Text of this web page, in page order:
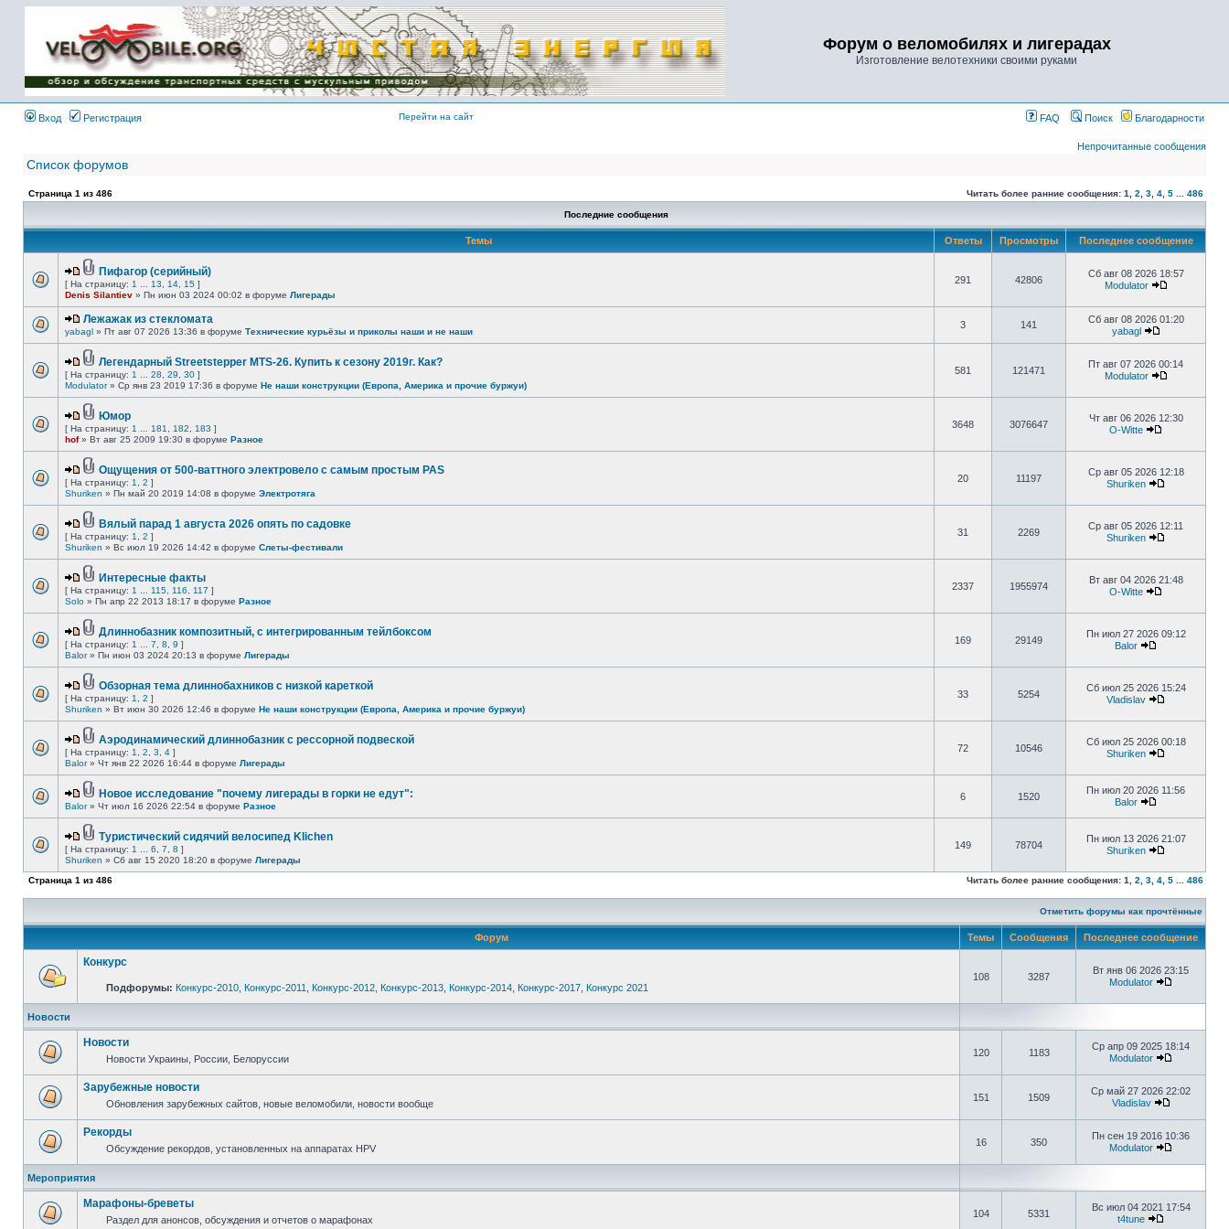
Имя пользователя:
Пароль:
{ LOG_ME_IN_SHORT
}
Форум о веломобилях и лигерадах
Изготовление велотехники своими руками
Вход Регистрация Перейти на сайт FAQ Поиск Благодарности
Непрочитанные сообщения
Список форумов
Страница 1 из 486 Читать более ранние сообщения: 1 2 3 4 5 486
Последние сообщения
Темы Ответы Просмотры Последнее сообщение
Пифагор (серийный)
[ На страницу: 1 13 14 15 ]
Denis Silantiev » Пн июн 03 2024 00:02 в форуме Лигерады
291 42806
Сб авг 08 2026 18:57
Modulator
Лежажак из стекломата
yabagl » Пт авг 07 2026 13:36 в форуме Технические курьёзы и приколы наши и не наши
3 141
Сб авг 08 2026 01:20
yabagl
Легендарный Streetstepper MTS-26. Купить к сезону 2019г. Как?
[ На страницу: 1 28 29 30 ]
Modulator» Ср янв 23 2019 17:36 в форуме Не наши конструкции (Европа, Америка и прочие буржуи)
581 121471
Пт авг 07 2026 00:14
Modulator
Юмор
[ На страницу: 1 181 182 183 ]
hof» Вт авг 25 2009 19:30 в форуме Разное
3648 3076647
Чт авг 06 2026 12:30
O-Witte
Ощущения от 500-ваттного электровело с самым простым PAS
[ На страницу: 1 2 ]
Shuriken » Пн май 20 2019 14:08 в форуме Электротяга
20 11197
Ср авг 05 2026 12:18
Shuriken
Вялый парад 1 августа 2026 опять по садовке
[ На страницу: 1 2 ]
Shuriken » Вс июл 19 2026 14:42 в форуме Слеты-фестивали
31 2269
Ср авг 05 2026 12:11
Shuriken
Интересные факты
[ На страницу: 1 115 116 117 ]
Solo » Пн апр 22 2013 18:17 в форуме Разное
2337 1955974
Вт авг 04 2026 21:48
O-Witte
Длиннобазник композитный, с интегрированным тейлбоксом
[ На страницу: 1 7 8 9 ]
Balor» Пн июн 03 2024 20:13 в форуме Лигерады
169 29149
Пн июл 27 2026 09:12
Balor
Обзорная тема длиннобахников с низкой кареткой
[ На страницу: 1 2 ]
Shuriken » Вт июн 30 2026 12:46 в форуме Не наши конструкции (Европа, Америка и прочие буржуи)
33 5254
Сб июл 25 2026 15:24
Vladislav
Аэродинамический длиннобазник с рессорной подвеской
[ На страницу: 1 2 3 4 ]
Balor» Чт янв 22 2026 16:44 в форуме Лигерады
72 10546
Сб июл 25 2026 00:18
Shuriken
Новое исследование "почему лигерады в горки не едут":
Balor» Чт июл 16 2026 22:54 в форуме Разное
6 1520
Пн июл 20 2026 11:56
Balor
Туристический сидячий велосипед Klichen
[ На страницу: 1 6 7 8 ]
Shuriken » Сб авг 15 2020 18:20 в форуме Лигерады
149 78704
Пн июл 13 2026 21:07
Shuriken
Страница 1 из 486 Читать более ранние сообщения: 1 2 3 4 5 486
Отметить форумы как прочтённые
Форум Темы Сообщения Последнее сообщение
Конкурс
Подфорумы: Конкурс-2010 Конкурс-2011 Конкурс-2012 Конкурс-2013 Конкурс-2014 Конкурс-2017 Конкурс 2021
108 3287
Вт янв 06 2026 23:15
Modulator
Новости
Новости
Новости Украины, России, Белоруссии
120 1183
Ср апр 09 2025 18:14
Modulator
Зарубежные новости
Обновления зарубежных сайтов, новые веломобили, новости вообще
151 1509
Ср май 27 2026 22:02
Vladislav
Рекорды
Обсуждение рекордов, установленных на аппаратах HPV
16 350
Пн сен 19 2016 10:36
Modulator
Мероприятия
Марафоны-бреветы
Раздел для анонсов, обсуждения и отчетов о марафонах
104 5331
Вс июл 04 2021 17:54
t4tune